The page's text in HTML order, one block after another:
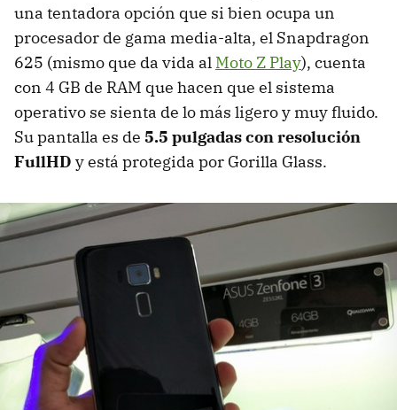
una tentadora opción que si bien ocupa un
procesador de gama media-alta, el Snapdragon
625 (mismo que da vida al Moto Z Play), cuenta
con 4 GB de RAM que hacen que el sistema
operativo se sienta de lo más ligero y muy fluido.
Su pantalla es de 5.5 pulgadas con resolución
FullHD y está protegida por Gorilla Glass.